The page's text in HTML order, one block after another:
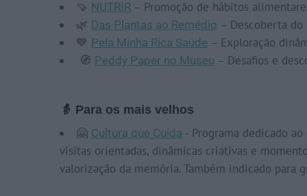
🍠 NUTRIR – Promoção de hábitos
🌿 Das Plantas ao Remédio – Descoberta
💙 Pela Minha Rica Saúde – Exploração
🧭 Peddy Paper no Museu – Desafios e
👵 Para os mais velhos
🤗 Cultura que Cuida - Programa dedicado
visitas orientadas, dinâmicas criativas e
valorização da memória. Também indicado para